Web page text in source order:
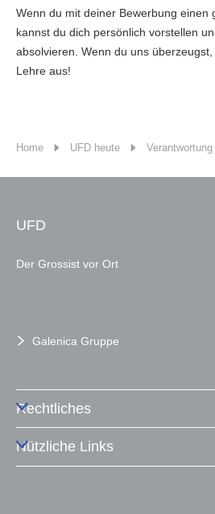
Wenn du mit deiner Bewerbung einen
kannst du dich persönlich vorstellen
absolvieren. Wenn du uns
Lehre aus!
Home UFD heute Verantwortung
UFD
Der Grossist vor Ort
Galenica Gruppe
Rechtliches
Nützliche Links